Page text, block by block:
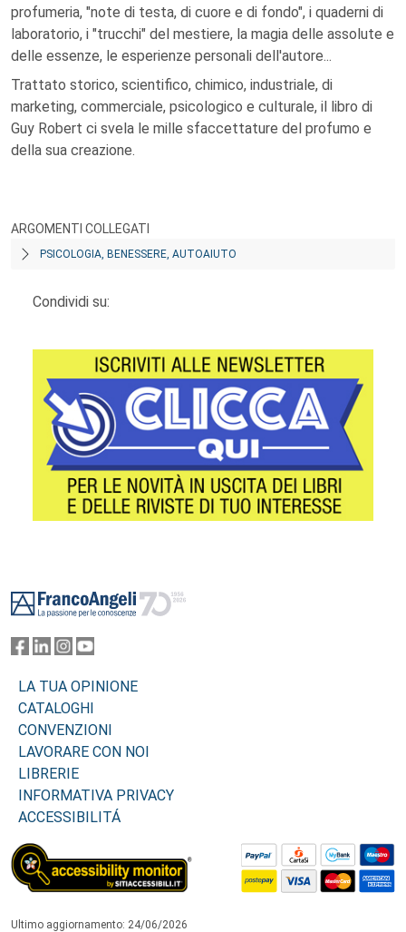
profumeria, "note di testa, di cuore e di fondo", i quaderni di
laboratorio, i "trucchi" del mestiere, la magia delle assolute e
delle essenze, le esperienze personali dell'autore...
Trattato storico, scientifico, chimico, industriale, di
marketing, commerciale, psicologico e culturale, il libro di
Guy Robert ci svela le mille sfaccettature del profumo e
della sua creazione.
ARGOMENTI COLLEGATI
PSICOLOGIA, BENESSERE, AUTOAIUTO
Condividi su:
LA TUA OPINIONE
CATALOGHI
CONVENZIONI
LAVORARE CON NOI
LIBRERIE
INFORMATIVA PRIVACY
ACCESSIBILITÁ
Ultimo aggiornamento: 24/06/2026